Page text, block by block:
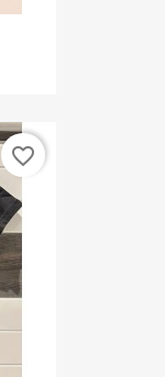
favorite_border